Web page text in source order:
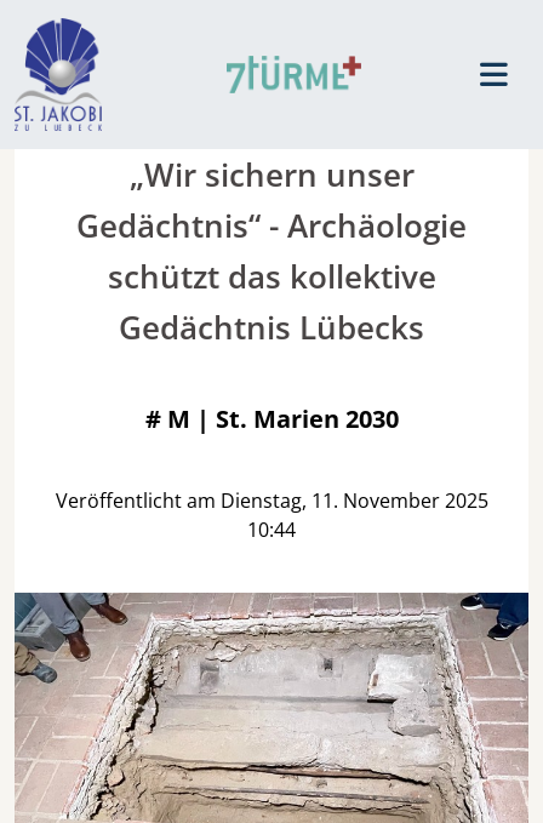
„Wir sichern unser
Gedächtnis“ - Archäologie
schützt das kollektive
Gedächtnis Lübecks
# M | St. Marien 2030
Veröffentlicht am Dienstag, 11. November 2025
10:44